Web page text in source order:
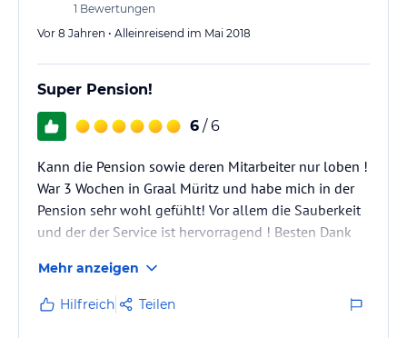
1 Bewertungen
Vor 8 Jahren • Alleinreisend im Mai 2018
Super Pension!
6 / 6
Kann die Pension sowie deren Mitarbeiter nur loben !
War 3 Wochen in Graal Müritz und habe mich in der
Pension sehr wohl gefühlt! Vor allem die Sauberkeit
und der der Service ist hervorragend ! Besten Dank
Mehr anzeigen
Hilfreich Teilen